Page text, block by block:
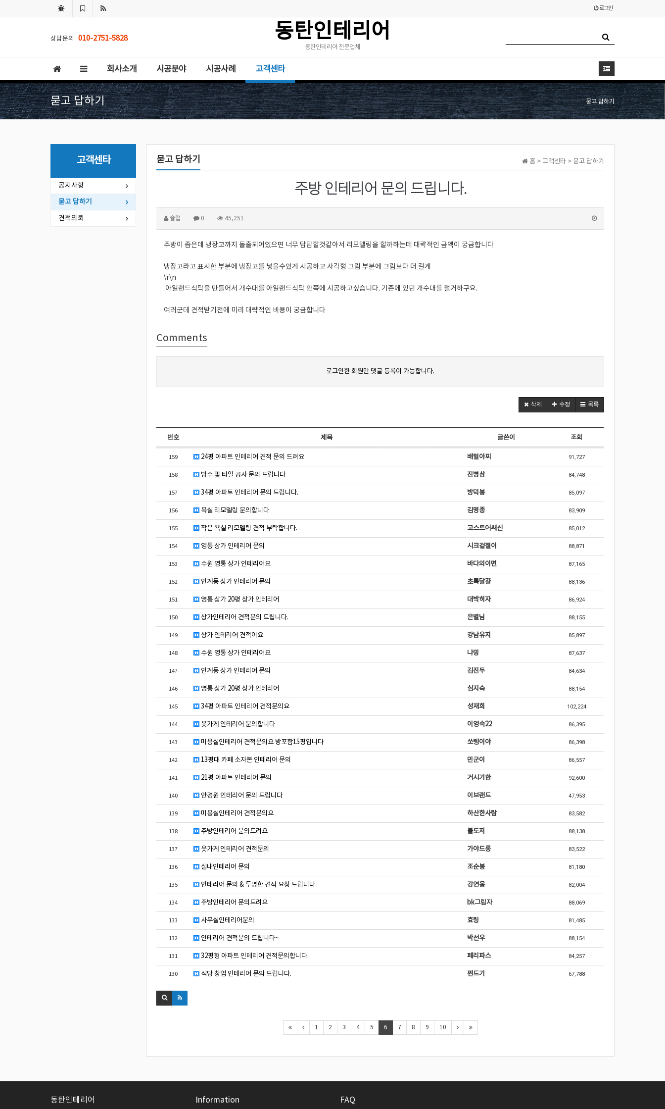
로그인
상담문의 010-2751-5828 동탄인테리어
동탄인테리어 전문업체
회사소개 시공분야 시공사례 고객센타
묻고 답하기 묻고 답하기
홈 > 고객센타 > 묻고 답하기
묻고 답하기
주방 인테리어 문의 드립니다.
슐럽 0 45,251
주방이 좁은데 냉장고까지 돌출되어있으면 너무 답답할것같아서 리모델링을 할까하는데 대략적인 금액이 궁금합니다
냉장고라고 표시한 부분에 냉장고를 넣을수있게 시공하고 사각형 그림 부분에 그림보다 더 길게
\r\n
아일랜드식탁을 만들어서 개수대를 아일랜드식탁 안쪽에 시공하고싶습니다. 기존에 있던 개수대를 철거하구요.
여러군데 견적받기전에 미리 대략적인 비용이 궁금합니다
Comments
로그인한 회원만 댓글 등록이 가능합니다.
삭제 수정 목록
번호 제목 글쓴이 조회
159 24평 아파트 인테리어 견적 문의 드려요 배털아찌 91,727
158 방수 및 타일 공사 문의 드립니다 진병삼 84,748
157 34평 아파트 인테리어 문의 드립니다. 방덕붕 85,097
156 욕실 리모델링 문의합니다 김명종 83,909
155 작은 욕실 리모델링 견적 부탁합니다. 고스트어쌔신 85,012
154 영통 상가 인테리어 문의 시크겉절이 88,871
153 수원 영통 상가 인테리어요 바다의이면 87,165
152 인계동 상가 인테리어 문의 초록달걀 88,136
151 영통 상가 20평 상가 인테리어 대박히자 86,924
150 상가인테리어 견적문의 드립니다. 은별님 88,155
149 상가 인테리어 견적이요 강남유지 85,897
148 수원 영통 상가 인테리어요 냐밍 87,637
147 인계동 상가 인테리어 문의 김진두 84,634
146 영통 상가 20평 상가 인테리어 심지숙 88,154
145 34평 아파트 인테리어 견적문의요 성재희 102,224
144 옷가게 인테리어 문의합니다 이영숙22 86,395
143 미용실인테리어 견적문의요 방포함15평입니다 쏘렝이야 86,398
142 13평대 카페 소자본 인테리어 문의 민군이 86,557
141 21평 아파트 인테리어 문의 거시기한 92,600
140 안경원 인테리어 문의 드립니다 이브랜드 47,953
139 미용실인테리어 견적문의요 하산한사람 83,582
138 주방인테리어 문의드려요 불도저 88,138
137 옷가게 인테리어 견적문의 가야드롱 83,522
136 실내인테리어 문의 조순봉 81,180
135 인테리어 문의 & 투명한 견적 요청 드립니다 강연웅 82,004
134 주방인테리어 문의드려요 bk그림자 88,069
133 사무실인테리어문의 효링 81,485
132 인테리어 견적문의 드립니다~ 박선우 88,154
131 32평형 아파트 인테리어 견적문의합니다. 페리파스 84,257
130 식당 창업 인테리어 문의 드립니다. 쩐드기 67,788
1 2 3 4 5 6 7 8 9 10
고객센타
공지사항
묻고 답하기
견적의뢰
동탄인테리어 Information FAQ